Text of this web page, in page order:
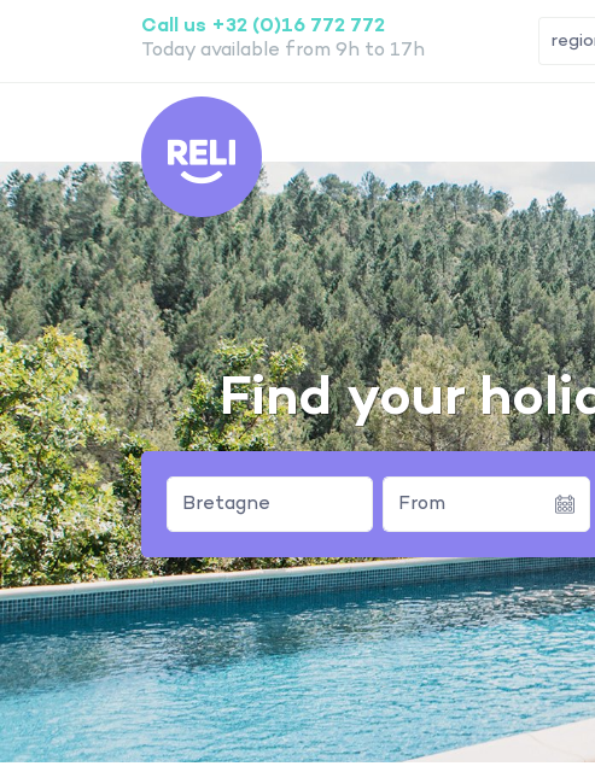
Reli
Call us +32 (0)16 772 772
Today available from 9h to 17h
Find your
Bretagne